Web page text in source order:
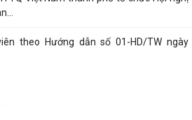
theo Hướng dẫn số 01-HD/TW ngày